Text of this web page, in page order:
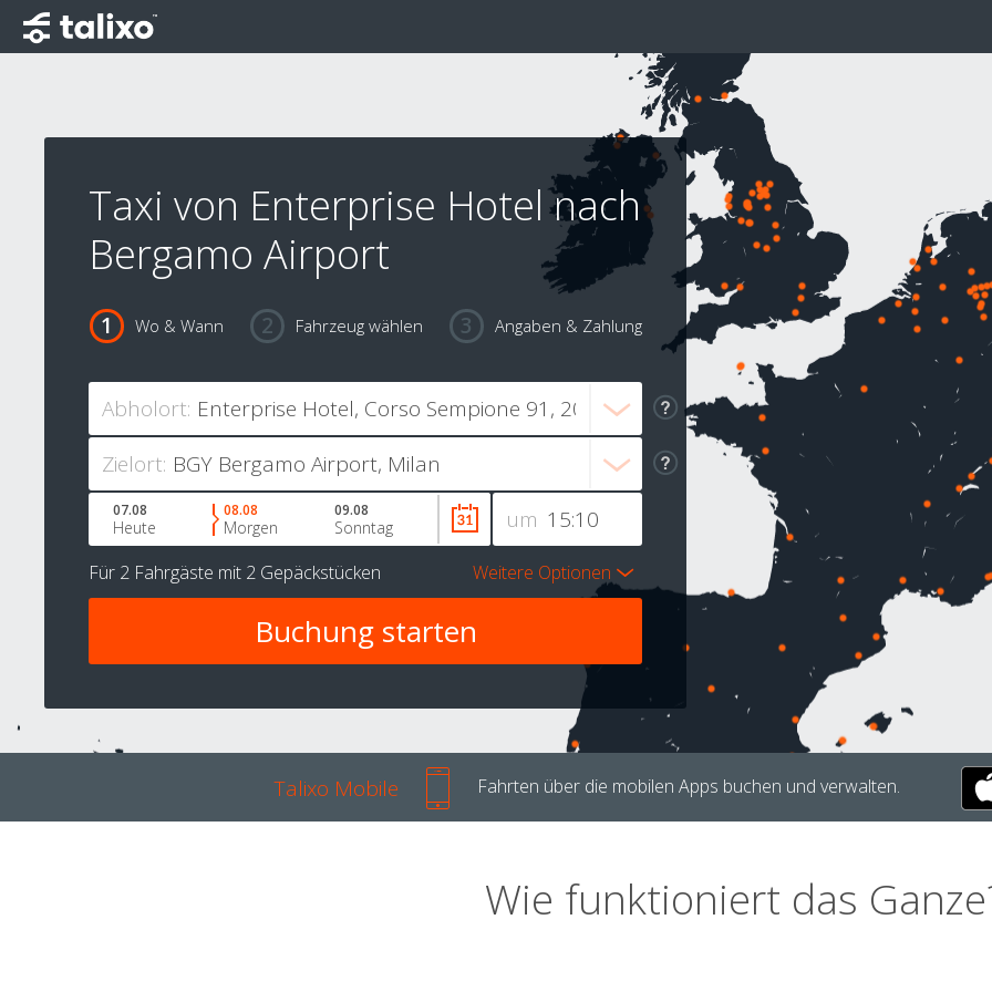
Taxi von Enterprise Hotel nach
Bergamo Airport
Wo & Wann Fahrzeug wählen Angaben & Zahlung
Abholort:
Zielort:
um
07.08
Heute
08.08
Morgen
09.08
Sonntag
Für 2 Fahrgäste mit 2 Gepäckstücken Weitere Optionen
Talixo Mobile Fahrten über die mobilen Apps buchen und verwalten.
Wie funktioniert das